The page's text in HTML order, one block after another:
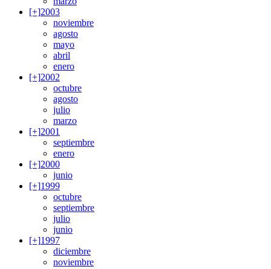
[+]2003
noviembre
agosto
mayo
abril
enero
[+]2002
octubre
agosto
julio
marzo
[+]2001
septiembre
enero
[+]2000
junio
[+]1999
octubre
septiembre
julio
junio
[+]1997
diciembre
noviembre